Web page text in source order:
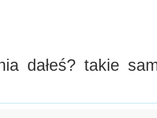
dałeś? takie